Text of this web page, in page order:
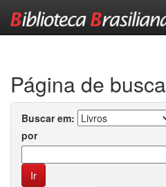
Página de busca
Buscar em:
por